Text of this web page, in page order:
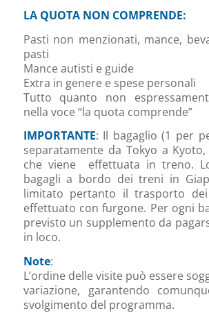
LA QUOTA NON COMPRENDE:
Pasti non menzionati, mance,
pasti
Mance autisti e guide
Extra in genere e spese personali
Tutto quanto non
nella voce “la quota comprende”
IMPORTANTE: Il bagaglio (1 per
separatamente da Tokyo a
che viene effettuata in treno.
bagagli a bordo dei treni in
limitato pertanto il trasporto dei
effettuato con furgone. Per ogni
previsto un supplemento da
in loco.
Note:
L’ordine delle visite può essere
variazione, garantendo
svolgimento del programma.